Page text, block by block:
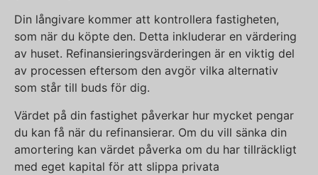
Din långivare kommer att kontrollera fastigheten,
som när du köpte den. Detta inkluderar en värdering
av huset. Refinansieringsvärderingen är en viktig del
av processen eftersom den avgör vilka alternativ
som står till buds för dig.
Värdet på din fastighet påverkar hur mycket pengar
du kan få när du refinansierar. Om du vill sänka din
amortering kan värdet påverka om du har tillräckligt
med eget kapital för att slippa privata